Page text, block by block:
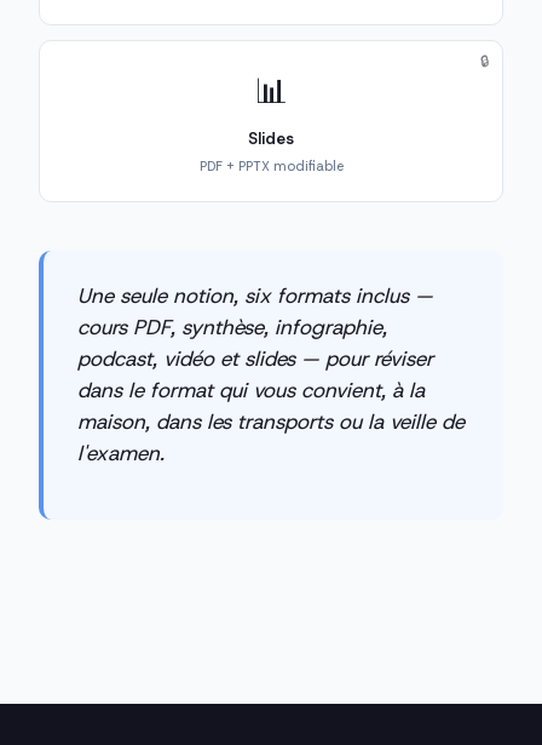
📊
Slides
PDF + PPTX modifiable
🔒
Une seule notion, six formats inclus —
cours PDF, synthèse, infographie,
podcast, vidéo et slides — pour réviser
dans le format qui vous convient, à la
maison, dans les transports ou la veille de
l'examen.